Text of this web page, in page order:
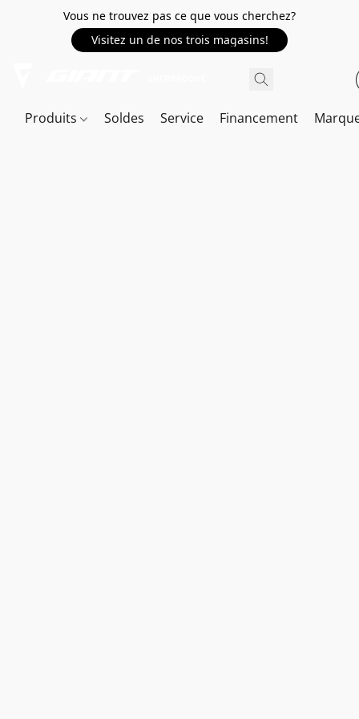
Vous ne trouvez pas ce que vous cherchez?
Visitez un de nos trois magasins!
Produits Soldes Service Financement